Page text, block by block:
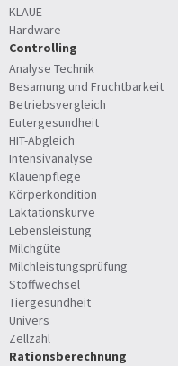
KLAUE
Hardware
Controlling
Analyse Technik
Besamung und Fruchtbarkeit
Betriebsvergleich
Eutergesundheit
HIT-Abgleich
Intensivanalyse
Klauenpflege
Körperkondition
Laktationskurve
Lebensleistung
Milchgüte
Milchleistungsprüfung
Stoffwechsel
Tiergesundheit
Univers
Zellzahl
Rationsberechnung